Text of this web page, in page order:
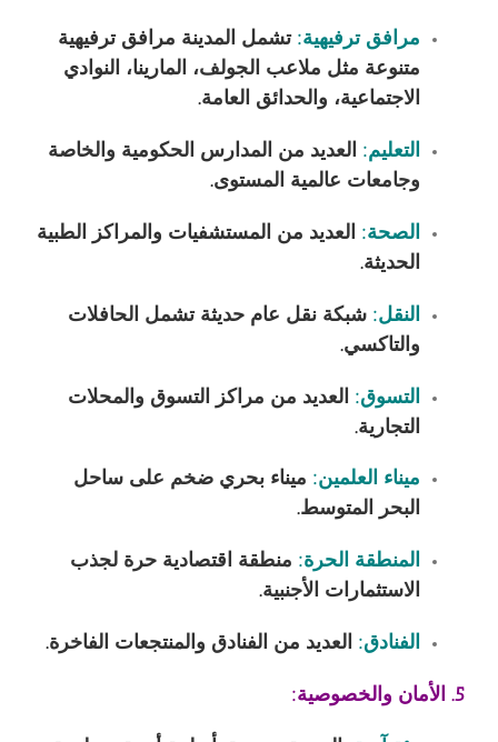
مرافق ترفيهية: تشمل المدينة مرافق ترفيهية
متنوعة مثل ملاعب الجولف، المارينا، النوادي
الاجتماعية، والحدائق العامة.
التعليم: العديد من المدارس الحكومية والخاصة
وجامعات عالمية المستوى.
الصحة: العديد من المستشفيات والمراكز الطبية
الحديثة.
النقل: شبكة نقل عام حديثة تشمل الحافلات
والتاكسي.
التسوق: العديد من مراكز التسوق والمحلات
التجارية.
ميناء العلمين: ميناء بحري ضخم على ساحل
البحر المتوسط.
المنطقة الحرة: منطقة اقتصادية حرة لجذب
الاستثمارات الأجنبية.
الفنادق: العديد من الفنادق والمنتجعات الفاخرة.
5. الأمان والخصوصية: